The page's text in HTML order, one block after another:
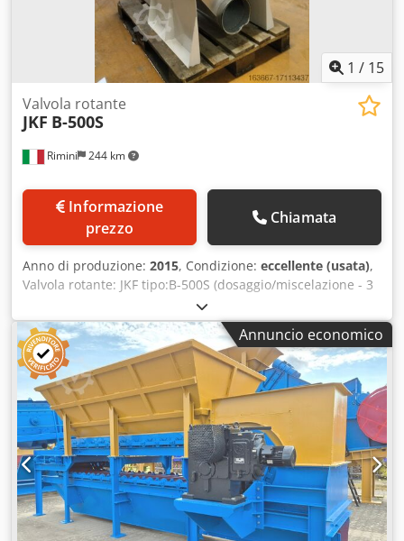
1 / 15
Rimini 244 km
Valvola rotante
JKF B-500S
prezzo
Chiamata
Anno di produzione: 2015, Condizione: eccellente (usata),
Valvola rotante: JKF tipo:B-500S (dosaggio/miscelazione - 3
pezzi) Unità di dosaggio/miscelazione per il
dosaggio/miscelazione di materiale come granulato e
rigranulato di polistirene EPS o altri prodotti simili. Anno di
produzione: 2008, 2008, 2015. Crjdpfx Aoumkm Sjlyef
Annuncio economico